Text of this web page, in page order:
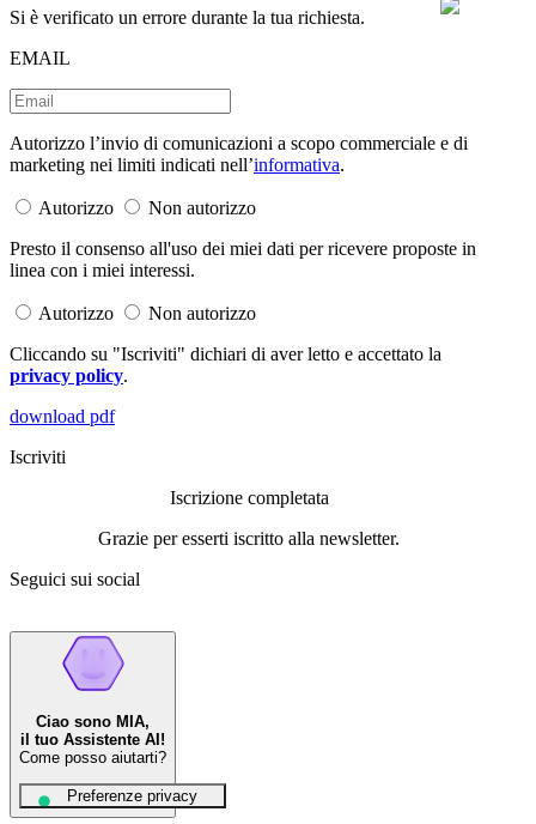
Si è verificato un errore durante la tua richiesta.
EMAIL
Autorizzo l’invio di comunicazioni a scopo commerciale e di
marketing nei limiti indicati nell’informativa.
Autorizzo
Non autorizzo
Presto il consenso all'uso dei miei dati per ricevere proposte in
linea con i miei interessi.
Autorizzo
Non autorizzo
Cliccando su "Iscriviti" dichiari di aver letto e accettato la
privacy policy.
download pdf
Iscriviti
Iscrizione completata
Grazie per esserti iscritto alla newsletter.
Seguici sui social
Ciao sono MIA,
il tuo Assistente AI!
Come posso aiutarti?